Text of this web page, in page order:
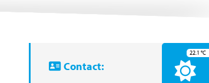
Contact:
22.1 °C